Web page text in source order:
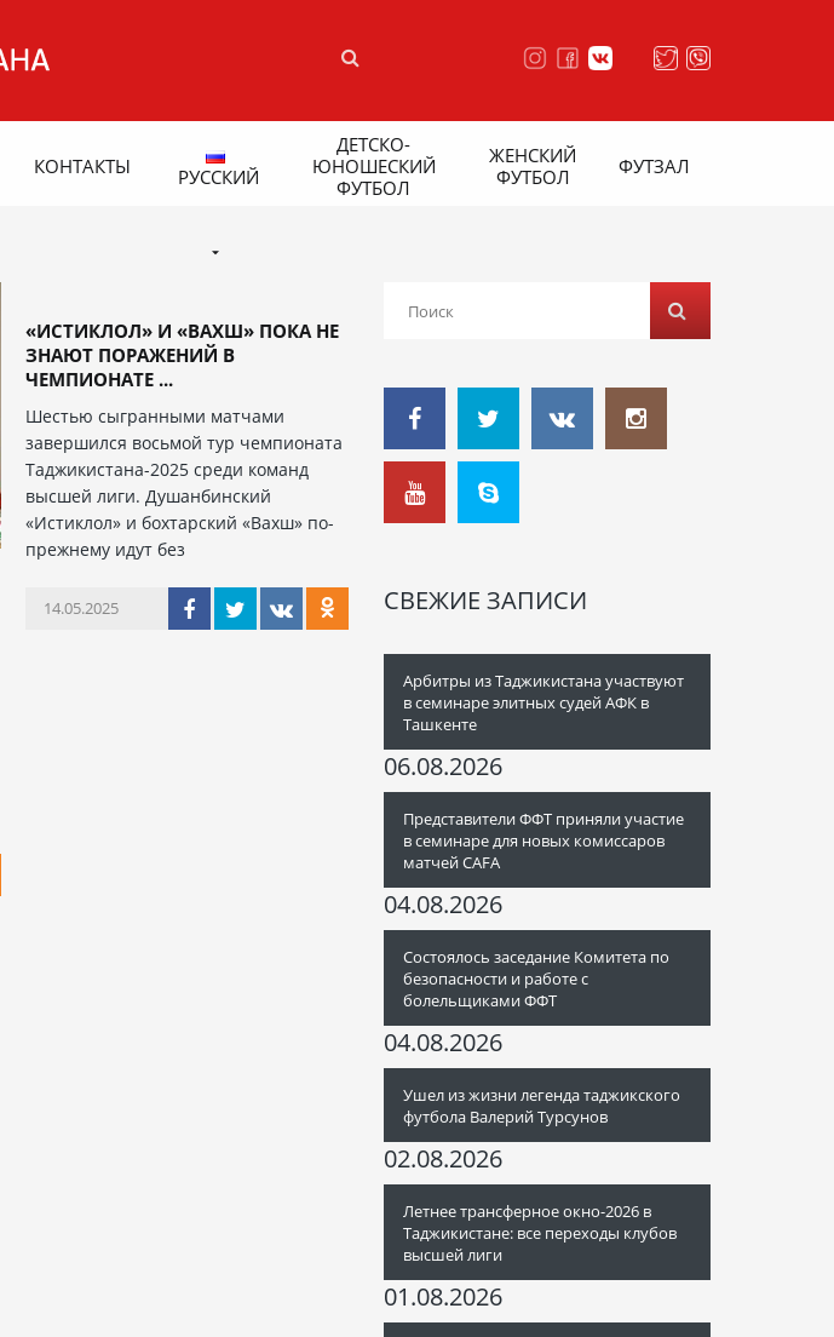
КОНТАКТЫ РУССКИЙ
ДЕТСКО-
ЮНОШЕСКИЙ
ФУТБОЛ
ЖЕНСКИЙ
ФУТБОЛ
ФУТЗАЛ
«ИСТИКЛОЛ» И «ВАХШ» ПОКА НЕ
ЗНАЮТ ПОРАЖЕНИЙ В
ЧЕМПИОНАТЕ ...
Шестью сыгранными матчами
завершился восьмой тур чемпионата
Таджикистана-2025 среди команд
высшей лиги. Душанбинский
«Истиклол» и бохтарский «Вахш» по-
прежнему идут без
14.05.2025 СВЕЖИЕ ЗАПИСИ
Арбитры из Таджикистана участвуют
в семинаре элитных судей АФК в
Ташкенте
06.08.2026
Представители ФФТ приняли участие
в семинаре для новых комиссаров
матчей CAFA
04.08.2026
Состоялось заседание Комитета по
безопасности и работе с
болельщиками ФФТ
04.08.2026
Ушел из жизни легенда таджикского
футбола Валерий Турсунов
02.08.2026
Летнее трансферное окно-2026 в
Таджикистане: все переходы клубов
высшей лиги
01.08.2026